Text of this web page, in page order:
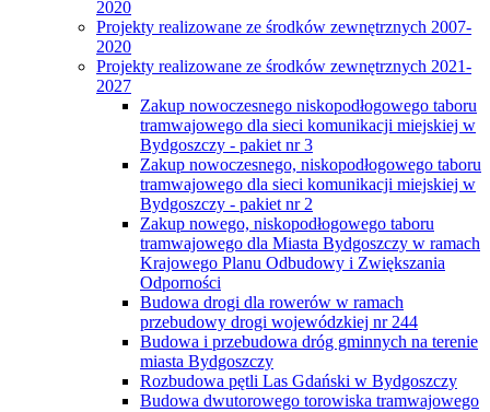
2020
Projekty realizowane ze środków zewnętrznych 2007-
2020
Projekty realizowane ze środków zewnętrznych 2021-
2027
Zakup nowoczesnego niskopodłogowego taboru
tramwajowego dla sieci komunikacji miejskiej w
Bydgoszczy - pakiet nr 3
Zakup nowoczesnego, niskopodłogowego taboru
tramwajowego dla sieci komunikacji miejskiej w
Bydgoszczy - pakiet nr 2
Zakup nowego, niskopodłogowego taboru
tramwajowego dla Miasta Bydgoszczy w ramach
Krajowego Planu Odbudowy i Zwiększania
Odporności
Budowa drogi dla rowerów w ramach
przebudowy drogi wojewódzkiej nr 244
Budowa i przebudowa dróg gminnych na terenie
miasta Bydgoszczy
Rozbudowa pętli Las Gdański w Bydgoszczy
Budowa dwutorowego torowiska tramwajowego